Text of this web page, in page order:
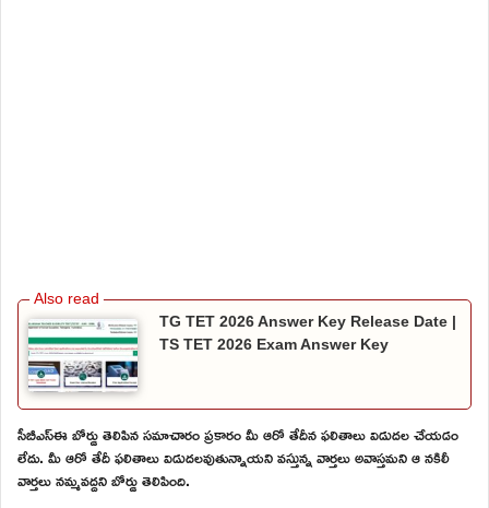
TG TET 2026 Answer Key Release Date |
TS TET 2026 Exam Answer Key
సీబీఎస్ఈ బోర్డు తెలిపిన సమాచారం ప్రకారం మీ ఆరో తేదీన ఫలితాలు విడుదల చేయడం
లేదు. మీ ఆరో తేదీ ఫలితాలు విడుదలవుతున్నాయని వస్తున్న వార్తలు అవాస్తమని ఆ నకిలీ
వార్తలు నమ్మవద్దని బోర్డు తెలిపింది.